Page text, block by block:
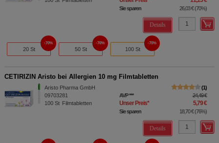
Sie sparen 26,03 €(70%)
Details
20 St
70%
50 St
70%
100 St
70%
CETIRIZIN Aristo bei Allergien 10 mg Filmtabletten
Aristo Pharma GmbH
09703281
100 St Filmtabletten
1
AVP*** 24,49 €
Unser Preis* 5,79 €
Sie sparen 18,70 €(76%)
Details